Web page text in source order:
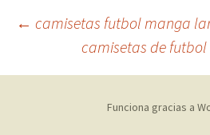
Navegación
de
← camisetas futbol manga
camisetas de
Funciona gracias a